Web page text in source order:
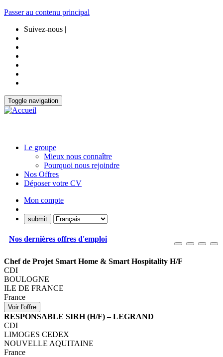
Passer au contenu principal
Suivez-nous |
Toggle navigation
Le groupe
Mieux nous connaître
Pourquoi nous rejoindre
Nos Offres
Déposer votre CV
Mon compte
Nos dernières offres d'emploi
Chef de Projet Smart Home & Smart Hospitality H/F
CDI
BOULOGNE
ILE DE FRANCE
France
RESPONSABLE SIRH (H/F) – LEGRAND
CDI
LIMOGES CEDEX
NOUVELLE AQUITAINE
France